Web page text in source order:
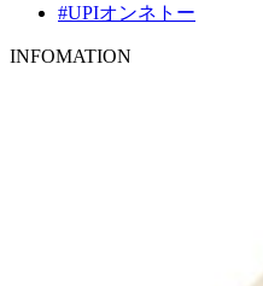
#UPIオンネトー
INFOMATION